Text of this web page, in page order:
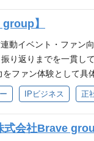
ポート作成経験 エ
語または中国語での
を発揮し、新しい事
事に責任を持ち圧倒
いにリスペクトしチ
れる グッズ販売を通
の中核として業務を
能です。 仕事内容
デル・モーション制
合わせ外注管理、ク
PAINT
必須スキル Live2Dを
制作進行に伴う社内
ストのパーツ分け、
】
動イベント・ファン
り返りまでを一貫し
ファン体験として具
理し、イベントを成
企画立案、制作進行
、会場、技術会社、
算管理、コストコン
IPビジネス 正
会社Brave